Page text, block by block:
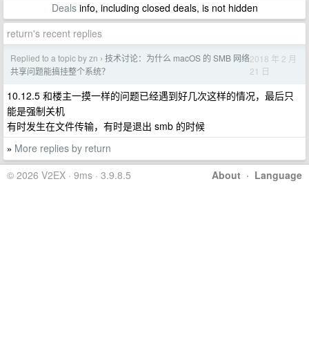
Dealsinfo, including closed deals, is not hidden
return's recent replies
Replied to a topic by zn › 技术讨论：为什么 macOS 的 SMB 网络
共享问题能搞挂整个系统？
2018 年 2 月
21 日
10.12.5 和楼主一摸一样的问题已经遇到好几次这样的情况，最后只
能是强制关机
有时发生在文件传输，有时是退出 smb 的时候
» More replies by return
About · Language
© 2026 V2EX · 9ms · 3.9.8.5